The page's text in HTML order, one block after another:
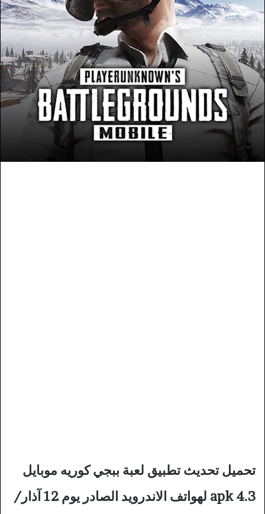
تحميل تحديث تطبيق لعبة ببجي كوريه موبايل
4.3 apk لهواتف الاندرويد الصادر يوم 12 آذار/